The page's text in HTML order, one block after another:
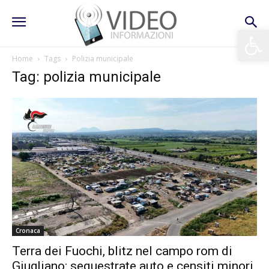
Home Tags Polizia municipale
Tag: polizia municipale
Cronaca
Terra dei Fuochi, blitz nel campo rom di
Giugliano: sequestrate auto e censiti minori